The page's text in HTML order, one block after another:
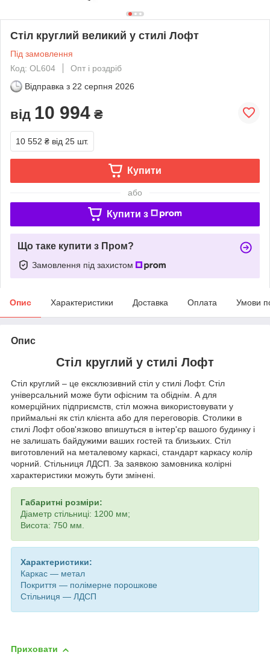
Стіл круглий великий у стилі Лофт
Під замовлення
Код: OL604
Опт і роздріб
Відправка з 22 серпня 2026
від 10 994 ₴
10 552 ₴ від 25 шт.
Купити
або
Купити з
Що таке купити з Пром?
Замовлення під захистом
Опис Характеристики Доставка Оплата Умови
Опис
Стіл круглий у стилі Лофт
Стіл круглий – це ексклюзивний стіл у стилі Лофт. Стіл
універсальний може бути офісним та обіднім. А для
комерційних підприємств, стіл можна використовувати у
приймальні як стіл клієнта або для переговорів. Столики в
стилі Лофт обов'язково впишуться в інтер'єр вашого будинку і
не залишать байдужими ваших гостей та близьких. Стіл
виготовлений на металевому каркасі, стандарт каркасу колір
чорний. Стільниця ЛДСП. За заявкою замовника колірні
характеристики можуть бути змінені.
Габаритні розміри:
Діаметр стільниці: 1200 мм;
Висота: 750 мм.
Характеристики:
Каркас — метал
Покриття — полімерне порошкове
Стільниця — ЛДСП
Приховати